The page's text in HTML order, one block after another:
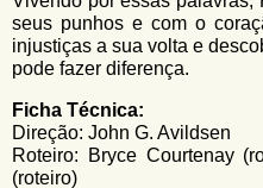
c
a
seus punhos e com o
injustiças a sua volta e
pode fazer diferença.
Ficha Técnica:
Direção: John G. Avildsen
Roteiro: Bryce Courtenay
(roteiro)